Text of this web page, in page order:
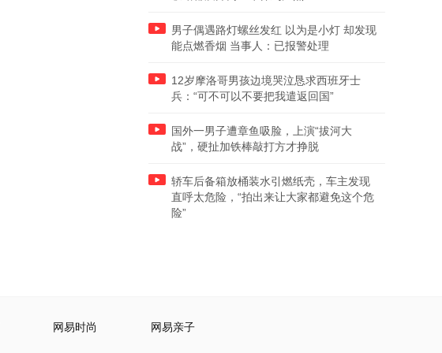
男子偶遇路灯螺丝发红 以为是小灯 却发现
能点燃香烟 当事人：已报警处理
12岁摩洛哥男孩边境哭泣恳求西班牙士
兵：“可不可以不要把我遣返回国”
国外一男子遭章鱼吸脸，上演“拔河大
战”，硬扯加铁棒敲打方才挣脱
轿车后备箱放桶装水引燃纸壳，车主发现
直呼太危险，“拍出来让大家都避免这个危
险”
网易时尚 网易亲子